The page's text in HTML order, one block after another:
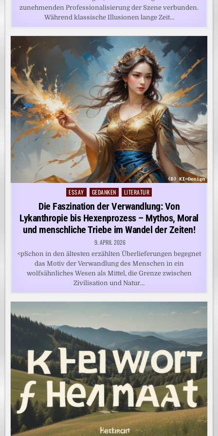
zunehmenden Professionalisierung der Szene verbunden.
Während klassische Illusionen lange Zeit…
Posted
in
ESSAY GEDANKEN LITERATUR
Die Faszination der Verwandlung: Von
Lykanthropie bis Hexenprozess – Mythos, Moral
und menschliche Triebe im Wandel der Zeiten!
9. APRIL 2026
<pSchon in den ältesten erzählten Überlieferungen begegnet
das Motiv der Verwandlung des Menschen in ein
wolfsähnliches Wesen als Mittel, die Grenze zwischen
Zivilisation und Natur…